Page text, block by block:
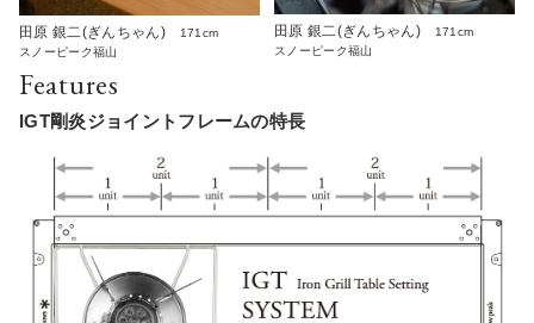
田原 銀二(ぎんちゃん)
171cm
スノーピーク福山
田原 銀二(ぎんちゃん)
171cm
スノーピーク福山
Features
IGT剛炎ジョイントフレームの特長